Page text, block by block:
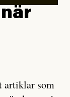
artiklar som